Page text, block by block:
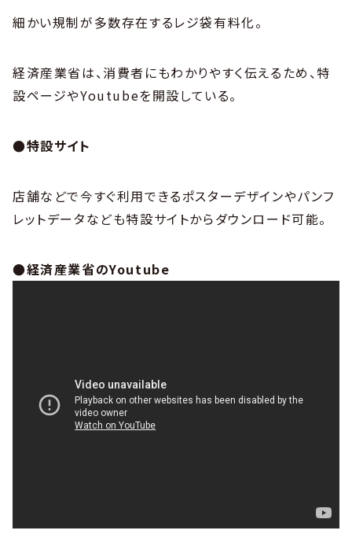
細かい規制が多数存在するレジ袋有料化。
経済産業省は、消費者にもわかりやすく伝えるため、特
設ページやYoutubeを開設している。
●特設サイト
店舗などで今すぐ利用できるポスターデザインやパンフ
レットデータなども特設サイトからダウンロード可能。
●経済産業省のYoutube